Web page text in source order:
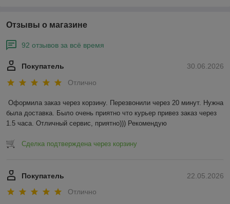
Отзывы о магазине
92 отзывов за всё время
30.06.2026
Покупатель
Отлично
Оформила заказ через корзину. Перезвонили через 20 минут. Нужна
была доставка. Было очень приятно что курьер привез заказ через
1.5 часа. Отличный сервис, приятно))) Рекомендую
Сделка подтверждена через корзину
22.05.2026
Покупатель
Отлично